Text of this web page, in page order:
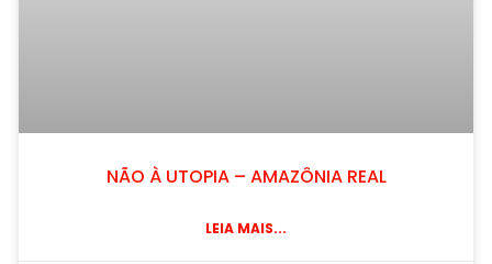
NÃO À UTOPIA – AMAZÔNIA REAL
LEIA MAIS...